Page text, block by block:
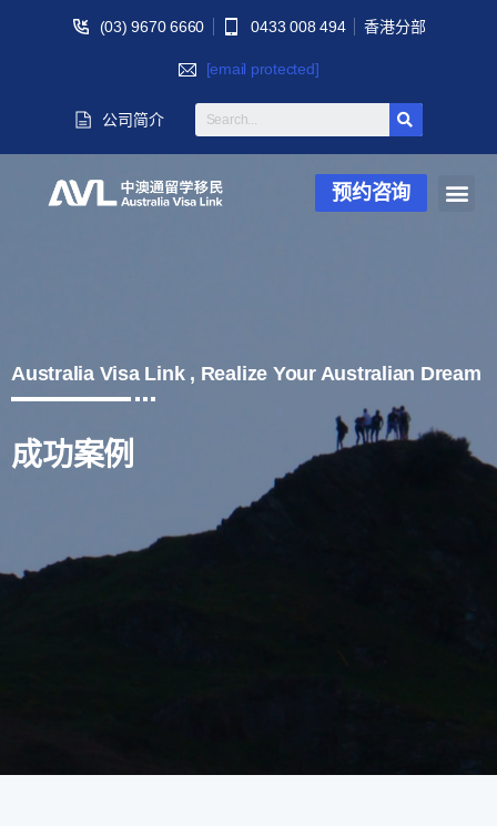
(03) 9670 6660 0433 008 494 香港分部
[email protected]
公司简介
预约咨询
Australia Visa Link , Realize Your Australian Dream
成功案例